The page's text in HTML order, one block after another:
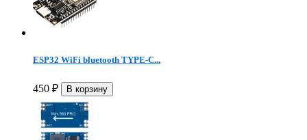
ESP32 WiFi bluetooth TYPE-C...
450 ₽